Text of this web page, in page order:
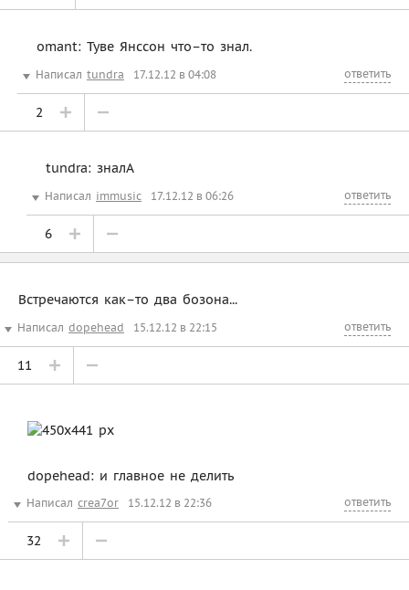
omant: Туве Янссон что–то знал.
Написал tundra 17.12.12 в 04:08 ответить
2
tundra: зналА
Написал immusic 17.12.12 в 06:26 ответить
6
Встречаются как–то два бозона...
Написал dopehead 15.12.12 в 22:15 ответить
11
dopehead: и главное не делить
Написал crea7or 15.12.12 в 22:36 ответить
32